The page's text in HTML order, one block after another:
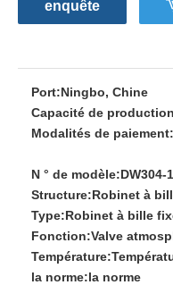
enquête
Port:Ningbo, Chine
Capacité de
Modalités de paiement:
N ° de modèle:DW304-1
Structure:Robinet à
Type:Robinet à bille
Fonction:Valve
Température:
la norme:la norme